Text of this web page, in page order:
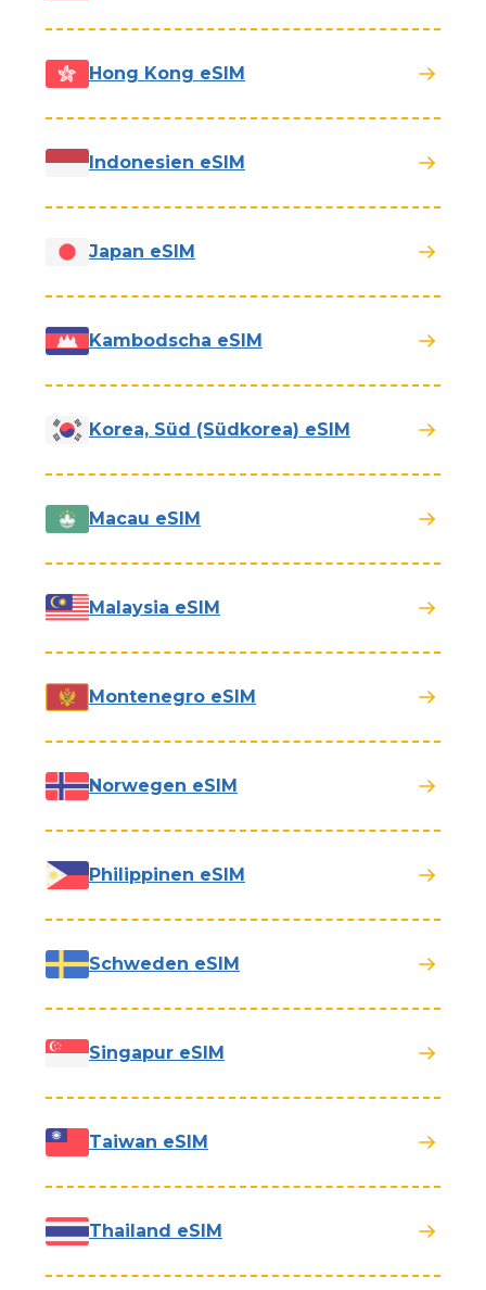
Hong Kong eSIM
Indonesien eSIM
Japan eSIM
Kambodscha eSIM
Korea, Süd (Südkorea) eSIM
Macau eSIM
Malaysia eSIM
Montenegro eSIM
Norwegen eSIM
Philippinen eSIM
Schweden eSIM
Singapur eSIM
Taiwan eSIM
Thailand eSIM